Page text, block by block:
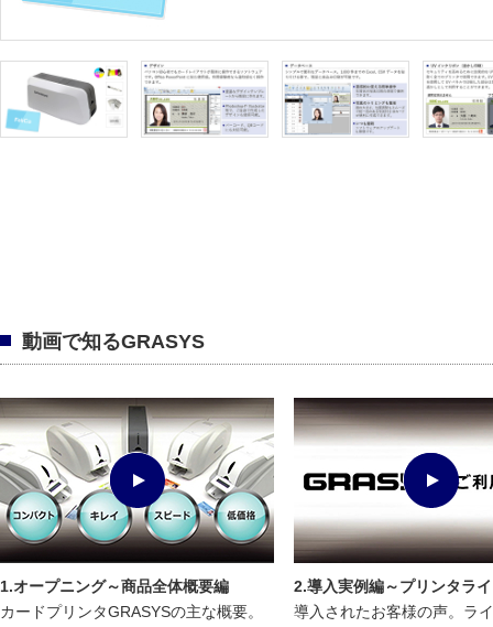
動画で知るGRASYS
1.オープニング～商品全体概要編
カードプリンタGRASYSの主な概要。
2.導入実例編～プリンタラ
導入されたお客様の声。ラ